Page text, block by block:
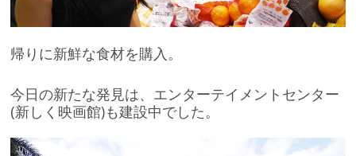
帰りに新鮮な食材を購入。
今日の新たな発見は、エンターテイメントセンター
(新しく映画館)も建設中でした。